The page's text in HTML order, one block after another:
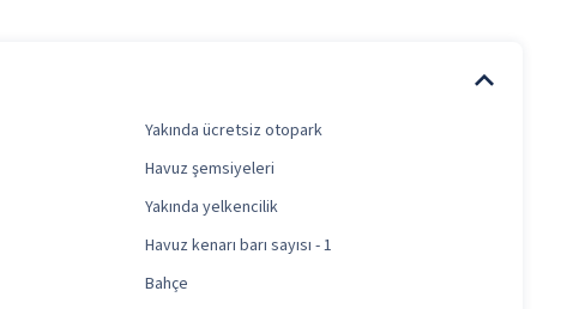
Yakında ücretsiz otopark
Havuz şemsiyeleri
Yakında yelkencilik
Havuz kenarı barı sayısı - 1
Bahçe